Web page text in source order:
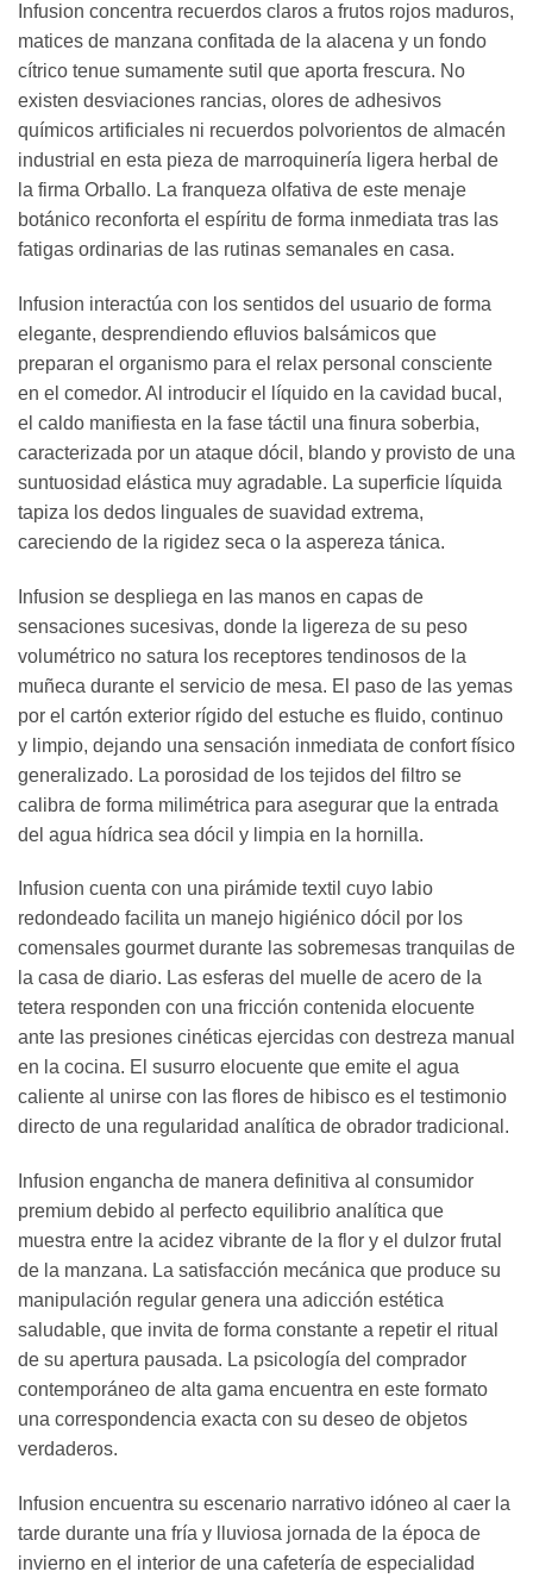
Infusion concentra recuerdos claros a frutos rojos maduros,
matices de manzana confitada de la alacena y un fondo
cítrico tenue sumamente sutil que aporta frescura. No
existen desviaciones rancias, olores de adhesivos
químicos artificiales ni recuerdos polvorientos de almacén
industrial en esta pieza de marroquinería ligera herbal de
la firma Orballo. La franqueza olfativa de este menaje
botánico reconforta el espíritu de forma inmediata tras las
fatigas ordinarias de las rutinas semanales en casa.
Infusion interactúa con los sentidos del usuario de forma
elegante, desprendiendo efluvios balsámicos que
preparan el organismo para el relax personal consciente
en el comedor. Al introducir el líquido en la cavidad bucal,
el caldo manifiesta en la fase táctil una finura soberbia,
caracterizada por un ataque dócil, blando y provisto de una
suntuosidad elástica muy agradable. La superficie líquida
tapiza los dedos linguales de suavidad extrema,
careciendo de la rigidez seca o la aspereza tánica.
Infusion se despliega en las manos en capas de
sensaciones sucesivas, donde la ligereza de su peso
volumétrico no satura los receptores tendinosos de la
muñeca durante el servicio de mesa. El paso de las yemas
por el cartón exterior rígido del estuche es fluido, continuo
y limpio, dejando una sensación inmediata de confort físico
generalizado. La porosidad de los tejidos del filtro se
calibra de forma milimétrica para asegurar que la entrada
del agua hídrica sea dócil y limpia en la hornilla.
Infusion cuenta con una pirámide textil cuyo labio
redondeado facilita un manejo higiénico dócil por los
comensales gourmet durante las sobremesas tranquilas de
la casa de diario. Las esferas del muelle de acero de la
tetera responden con una fricción contenida elocuente
ante las presiones cinéticas ejercidas con destreza manual
en la cocina. El susurro elocuente que emite el agua
caliente al unirse con las flores de hibisco es el testimonio
directo de una regularidad analítica de obrador tradicional.
Infusion engancha de manera definitiva al consumidor
premium debido al perfecto equilibrio analítica que
muestra entre la acidez vibrante de la flor y el dulzor frutal
de la manzana. La satisfacción mecánica que produce su
manipulación regular genera una adicción estética
saludable, que invita de forma constante a repetir el ritual
de su apertura pausada. La psicología del comprador
contemporáneo de alta gama encuentra en este formato
una correspondencia exacta con su deseo de objetos
verdaderos.
Infusion encuentra su escenario narrativo idóneo al caer la
tarde durante una fría y lluviosa jornada de la época de
invierno en el interior de una cafetería de especialidad